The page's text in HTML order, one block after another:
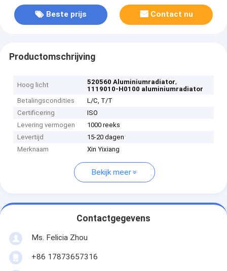
Beste prijs Contact nu
Productomschrijving
Hoog licht 520560 Aluminiumradiator,
1119010-H0100 aluminiumradiator
Betalingscondities
L/C, T/T
Certificering
ISO
Levering vermogen
1000 reeks
Levertijd
15-20 dagen
Merknaam
Xin Yixiang
Bekijk meer
Contactgegevens
Ms. Felicia Zhou
+86 17873657316